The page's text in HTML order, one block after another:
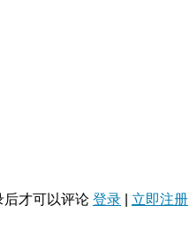
后才可以评论 登录 立即注册